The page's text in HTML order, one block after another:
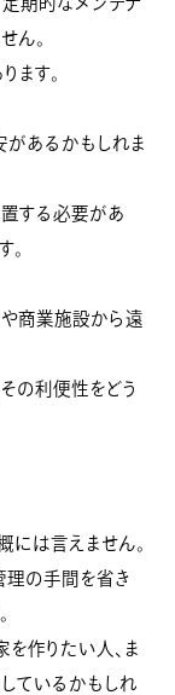
ん。
ます。
があるかもしれま
する必要があ
。
商業施設から遠
の利便性をどう
には言えません。
理の手間を省き
を作りたい人、ま
ているかもしれ